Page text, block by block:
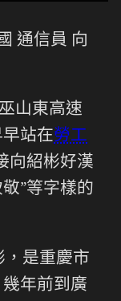
通信員 向
山東高速
早站在勞工
向紹彬好漢
”等字樣的
是重慶市
年前到廣